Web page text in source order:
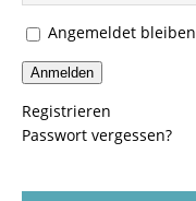
Angemeldet bleiben
Anmelden
Registrieren
Passwort vergessen?